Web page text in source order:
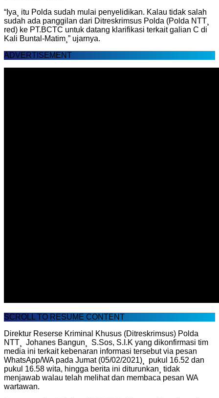
“Iya¸ itu Polda sudah mulai penyelidikan. Kalau tidak salah
sudah ada panggilan dari Ditreskrimsus Polda (Polda NTT¸
red) ke PT.BCTC untuk datang klarifikasi terkait galian C di
Kali Buntal-Matim¸” ujarnya.
ADVERTISEMENT
SCROLL TO RESUME CONTENT
Direktur Reserse Kriminal Khusus (Ditreskrimsus) Polda
NTT¸ Johanes Bangun¸ S.Sos, S.I.K yang dikonfirmasi tim
media ini terkait kebenaran informasi tersebut via pesan
WhatsApp/WA pada Jumat (05/02/2021)¸ pukul 16.52 dan
pukul 16.58 wita, hingga berita ini diturunkan¸ tidak
menjawab walau telah melihat dan membaca pesan WA
wartawan.